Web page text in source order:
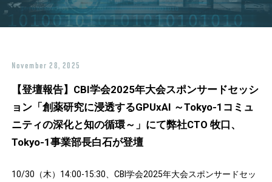
November 28, 2025
【登壇報告】CBI学会2025年大会スポンサードセッシ
ョン「創薬研究に浸透するGPUxAI ～Tokyo-1コミュ
ニティの深化と知の循環～」にて弊社CTO 牧口、
Tokyo-1事業部長白石が登壇
10/30（木）14:00-15:30、CBI学会2025年大会スポンサードセッ